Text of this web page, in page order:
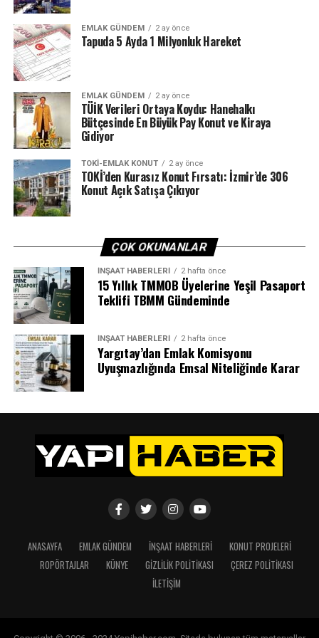
güvenilirliği, şeffaflığı ve yatırımcıyı koruyan kontrol
noktalarından da yararlanarak proje yatırımları
yapabilmek piyasa aktörlerine birçok fırsatı getirirken
yatırımcılara da yeni olanaklar sağlayacak. SPK’nın
getirdiği GYF2.0’da dikkati çeken bir başka çok önemli
yenilik ise; GYF kurma ve izin alma süreçleri ile GYF’nin
ana çatısında sonradan yapılacak değişikliklerle ilgili
getirilen kolaylaştırıcı, hızlandırıcı çok büyük yenilikler”
diye konuştu. Bu düzenlemeyle yerli ve yabancı
yatırımcıların bir araya gelerek güven içinde
gayrimenkul projelerini sermaye piyasasının güvenli
sularında finanse edebileceğini söyleyen Yıldırım,
kentsel dönüşüme odaklanan proje GYF’leri de hayata
geçireceklerini ifade etti.
ETIKETLER GAYRIMENKUL GYF PIYASA
PROJE
YATIRIM
SONRAKI
Vergi yatırımdan caydırır ‘kiralama’ teşvik edilsin
ÖNCEKI
600 bin hayalet eve ek emlak vergisi geliyor
EMLAK GÜNDEM 2 ay önce
Tapuda 5 Ayda 1 Milyonluk Hareket
EMLAK GÜNDEM 2 ay önce
TÜİK Verileri Ortaya Koydu: Hanehalkı
Bütçesinde En Büyük Pay Konut ve Kiraya
Gidiyor
TOKI-EMLAK KONUT 2 ay önce
TOKİ’den Kurasız Konut Fırsatı: İzmir’de 306
Konut Açık Satışa Çıkıyor
ÇOK OKUNANLAR
İNŞAAT HABERLERI 2 hafta önce
15 Yıllık TMMOB Üyelerine Yeşil Pasaport
Teklifi TBMM Gündeminde
İNŞAAT HABERLERI 2 hafta önce
Yargıtay’dan Emlak Komisyonu
Uyuşmazlığında Emsal Niteliğinde Karar
ANASAYFA EMLAK GÜNDEM İNŞAAT HABERLERI
KONUT PROJELERI
ROPÖRTAJLAR
KÜNYE GIZLILIK POLITIKASI
ÇEREZ POLITIKASI
İLETIŞIM